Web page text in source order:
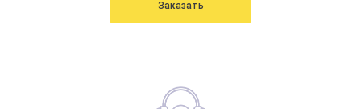
Заказать